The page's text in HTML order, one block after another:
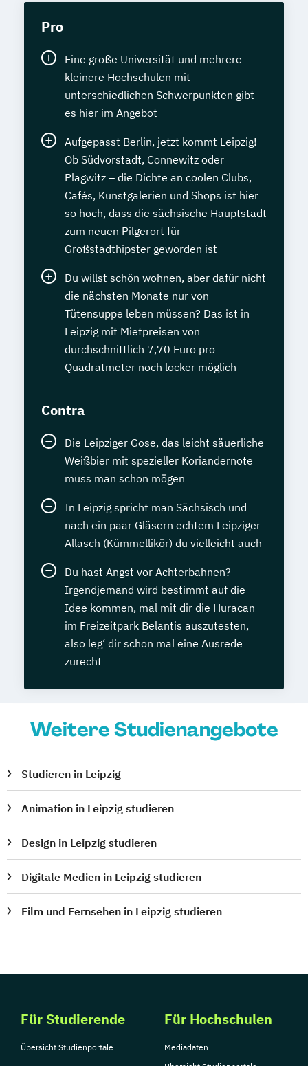
Pro
Eine große Universität und mehrere
kleinere Hochschulen mit
unterschiedlichen Schwerpunkten gibt
es hier im Angebot
Aufgepasst Berlin, jetzt kommt Leipzig!
Ob Südvorstadt, Connewitz oder
Plagwitz – die Dichte an coolen Clubs,
Cafés, Kunstgalerien und Shops ist hier
so hoch, dass die sächsische Hauptstadt
zum neuen Pilgerort für
Großstadthipster geworden ist
Du willst schön wohnen, aber dafür nicht
die nächsten Monate nur von
Tütensuppe leben müssen? Das ist in
Leipzig mit Mietpreisen von
durchschnittlich 7,70 Euro pro
Quadratmeter noch locker möglich
Contra
Die Leipziger Gose, das leicht säuerliche
Weißbier mit spezieller Koriandernote
muss man schon mögen
In Leipzig spricht man Sächsisch und
nach ein paar Gläsern echtem Leipziger
Allasch (Kümmellikör) du vielleicht auch
Du hast Angst vor Achterbahnen?
Irgendjemand wird bestimmt auf die
Idee kommen, mal mit dir die Huracan
im Freizeitpark Belantis auszutesten,
also leg‘ dir schon mal eine Ausrede
zurecht
Weitere Studienangebote
Studieren in Leipzig
Animation in Leipzig studieren
Design in Leipzig studieren
Digitale Medien in Leipzig studieren
Film und Fernsehen in Leipzig studieren
Für Studierende
Übersicht Studienportale
Für Hochschulen
Mediadaten